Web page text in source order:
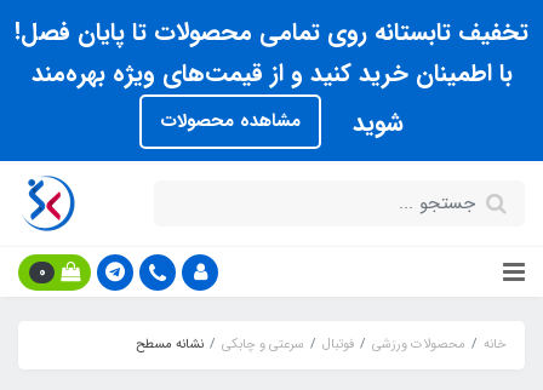
تخفیف تابستانه روی تمامی محصولات تا پایان فصل!
با اطمینان خرید کنید و از قیمت‌های ویژه بهره‌مند
شوید
مشاهده محصولات
0
خانه محصولات ورزشی فوتبال سرعتی و چابکی نشانه مسطح